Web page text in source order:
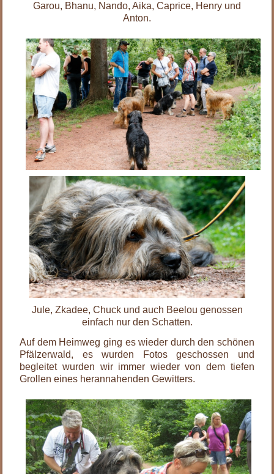
Garou, Bhanu, Nando, Aika, Caprice, Henry und
Anton.
Jule, Zkadee, Chuck und auch Beelou genossen
einfach nur den Schatten.
Auf dem Heimweg ging es wieder durch den schönen
Pfälzerwald, es wurden Fotos geschossen und
begleitet wurden wir immer wieder von dem tiefen
Grollen eines herannahenden Gewitters.